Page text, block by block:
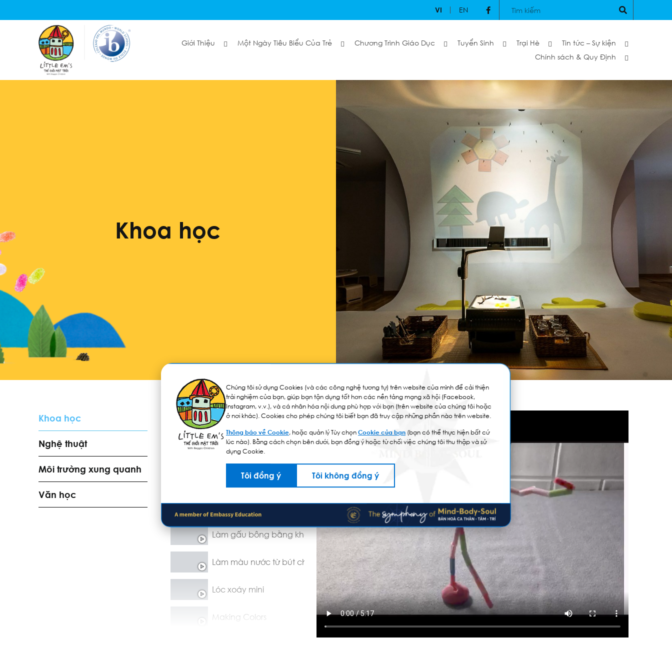
VI EN
Giới Thiệu Một Ngày Tiêu Biểu Của Trẻ Chương Trình Giáo Dục Tuyển Sinh Trại Hè
Tin tức – Sự kiện
Chính sách & Quy Định
Khoa học
Khoa học
Nghệ thuật
Môi trường xung quanh
Văn học
Danh sách video
Hình người chuyển động
Làm dèn pin dưới nước
Làm đồ chơi từ ống hút
Làm gấu bông bằng khăn
Làm màu nước từ bút chì tan chảy
Lóc xoáy mini
Making Colors
Chúng tôi sử dụng Cookies (và các công nghệ tương tự) trên website của mình để cải thiện
trải nghiệm của bạn, giúp bạn tận dụng tốt hơn các nền tảng mạng xã hội (Facebook,
Instagram, v.v.), và cá nhân hóa nội dung phù hợp với bạn (trên website của chúng tôi hoặc
ở nơi khác). Cookies cho phép chúng tôi biết bạn đã truy cập những phần nào trên website.
Thông báo về Cookie, hoặc quản lý Tùy chọn Cookie của bạn (bạn có thể thực hiện bất cứ
lúc nào). Bằng cách chọn bên dưới, bạn đồng ý hoặc từ chối việc chúng tôi thu thập và sử
dụng Cookie.
Tôi đồng ý Tôi không đồng ý